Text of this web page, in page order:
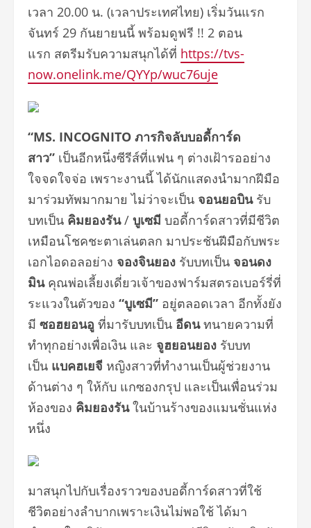
เวลา 20.00 น. (เวลาประเทศไทย) เริ่มวันแรก
จันทร์ 29 กันยายนนี้ พร้อมดูฟรี !! 2 ตอน
แรก สตรีมรับความสนุกได้ที่ https://tvs-
now.onelink.me/QYYp/wuc76uje
“MS. INCOGNITO ภารกิจลับบอดี้การ์ด
สาว” เป็นอีกหนึ่งซีรีส์ที่แฟน ๆ ต่างเฝ้ารออย่าง
ใจจดใจจ่อ เพราะงานนี้ ได้นักแสดงนำมากฝีมือ
มาร่วมทัพมากมาย ไม่ว่าจะเป็น จอนยอบินรับ
บทเป็น คิมยองรัน/ บูเซมี บอดี้การ์ดสาวที่มีชีวิต
เหมือนโชคชะตาเล่นตลก มาประชันฝีมือกับพระ
เอกไอดอลอย่าง จองจินยอง รับบทเป็น จอนดง
มินคุณพ่อเลี้ยงเดี่ยวเจ้าของฟาร์มสตรอเบอร์รี่ที่
ระแวงในตัวของ “บูเซมี” อยู่ตลอดเวลา อีกทั้งยัง
มี ซอฮยอนอู ที่มารับบทเป็น อีดนทนายความที่
ทำทุกอย่างเพื่อเงิน และ จูฮยอนยอง รับบท
เป็น แบคฮเยจี หญิงสาวที่ทำงานเป็นผู้ช่วยงาน
ด้านต่าง ๆ ให้กับ แกซองกรุป และเป็นเพื่อนร่วม
ห้องของ คิมยองรันในบ้านร้างของแมนชั่นแห่ง
หนึ่ง
มาสนุกไปกับเรื่องราวของบอดี้การ์ดสาวที่ใช้
ชีวิตอย่างลำบากเพราะเงินไม่พอใช้ ได้มา